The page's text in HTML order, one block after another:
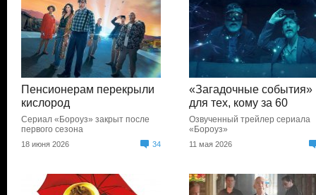
Пенсионерам перекрыли
кислород
Сериал «Бороуз» закрыт после
первого сезона
18 июня 2026 34
«Загадочные события»
для тех, кому за 60
Озвученный трейлер сериала
«Бороуз»
11 мая 2026